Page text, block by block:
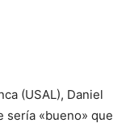
(USAL), Daniel
sería «bueno» que